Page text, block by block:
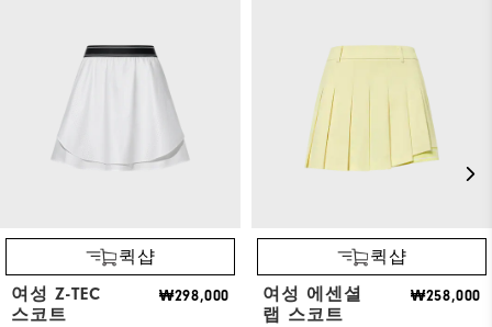
퀵샵
여성 Z-TEC
스코트
₩298,000
퀵샵
여성 에센셜
랩 스코트
₩258,000